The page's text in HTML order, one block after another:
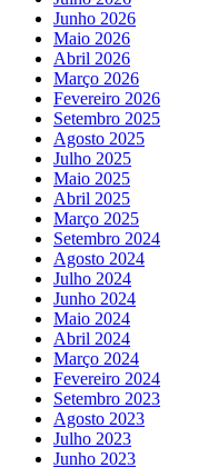
Junho 2026
Maio 2026
Abril 2026
Março 2026
Fevereiro 2026
Setembro 2025
Agosto 2025
Julho 2025
Maio 2025
Abril 2025
Março 2025
Setembro 2024
Agosto 2024
Julho 2024
Junho 2024
Maio 2024
Abril 2024
Março 2024
Fevereiro 2024
Setembro 2023
Agosto 2023
Julho 2023
Junho 2023